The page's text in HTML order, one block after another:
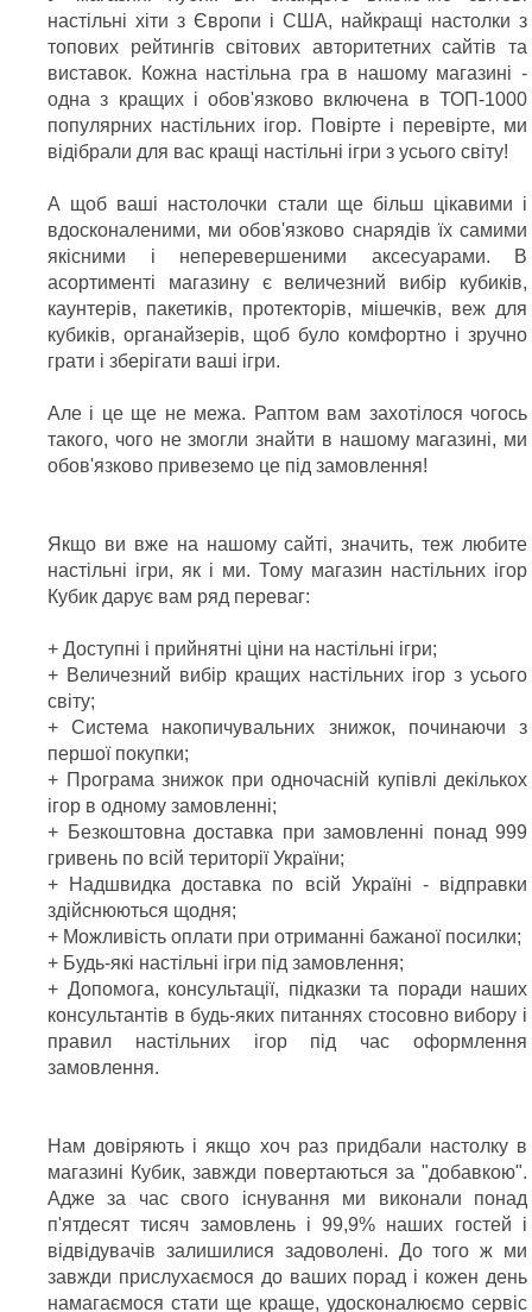
настільні хіти з Європи і США, найкращі настолки з
топових рейтингів світових авторитетних сайтів та
виставок. Кожна настільна гра в нашому магазині -
одна з кращих і обов'язково включена в ТОП-1000
популярних настільних ігор. Повірте і перевірте, ми
відібрали для вас кращі настільні ігри з усього світу!
А щоб ваші настолочки стали ще більш цікавими і
вдосконаленими, ми обов'язково снарядів їх самими
якісними і неперевершеними аксесуарами. В
асортименті магазину є величезний вибір кубиків,
каунтерів, пакетиків, протекторів, мішечків, веж для
кубиків, органайзерів, щоб було комфортно і зручно
грати і зберігати ваші ігри.
Але і це ще не межа. Раптом вам захотілося чогось
такого, чого не змогли знайти в нашому магазині, ми
обов'язково привеземо це під замовлення!
Якщо ви вже на нашому сайті, значить, теж любите
настільні ігри, як і ми. Тому магазин настільних ігор
Кубик дарує вам ряд переваг:
+ Доступні і прийнятні ціни на настільні ігри;
+ Величезний вибір кращих настільних ігор з усього
світу;
+ Система накопичувальних знижок, починаючи з
першої покупки;
+ Програма знижок при одночасній купівлі декількох
ігор в одному замовленні;
+ Безкоштовна доставка при замовленні понад 999
гривень по всій території України;
+ Надшвидка доставка по всій Україні - відправки
здійснюються щодня;
+ Можливість оплати при отриманні бажаної посилки;
+ Будь-які настільні ігри під замовлення;
+ Допомога, консультації, підказки та поради наших
консультантів в будь-яких питаннях стосовно вибору і
правил настільних ігор під час оформлення
замовлення.
Нам довіряють і якщо хоч раз придбали настолку в
магазині Кубик, завжди повертаються за "добавкою".
Адже за час свого існування ми виконали понад
п'ятдесят тисяч замовлень і 99,9% наших гостей і
відвідувачів залишилися задоволені. До того ж ми
завжди прислухаємося до ваших порад і кожен день
намагаємося стати ще краще, удосконалюємо сервіс